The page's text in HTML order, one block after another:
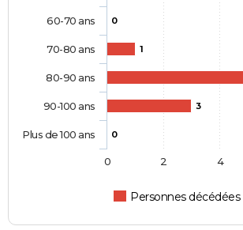
0
1
3
0
Personnes décédées
60-70 ans
70-80 ans
80-90 ans
90-100 ans
Plus de 100 ans
0 2 4